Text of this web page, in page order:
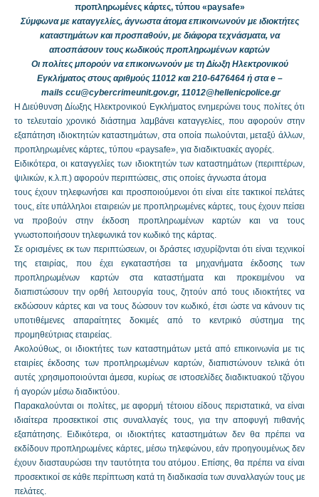
προπληρωμένες κάρτες, τύπου «paysafe»
Σύμφωνα με καταγγελίες, άγνωστα άτομα επικοινωνούν με ιδιοκτήτες
καταστημάτων και προσπαθούν, με διάφορα τεχνάσματα, να
αποσπάσουν τους κωδικούς προπληρωμένων καρτών
Οι πολίτες μπορούν να επικοινωνούν με τη Δίωξη Ηλεκτρονικού
Εγκλήματος στους αριθμούς 11012 και 210-6476464 ή σταe –
mails ccu@cybercrimeunit.gov.gr, 11012@hellenicpolice.gr
Η Διεύθυνση Δίωξης Ηλεκτρονικού Εγκλήματος ενημερώνει τους πολίτες ότι
το τελευταίο χρονικό διάστημα λαμβάνει καταγγελίες, που αφορούν στην
εξαπάτηση ιδιοκτητών καταστημάτων, στα οποία πωλούνται, μεταξύ άλλων,
προπληρωμένες κάρτες, τύπου «paysafe», για διαδικτυακές αγορές.
Ειδικότερα, οι καταγγελίες των ιδιοκτητών των καταστημάτων (περιπτέρων,
ψιλικών, κ.λ.π.) αφορούν περιπτώσεις, στις οποίες άγνωστα άτομα
τους έχουν τηλεφωνήσει και προσποιούμενοι ότι είναι είτε τακτικοί πελάτες
τους, είτε υπάλληλοι εταιρειών με προπληρωμένες κάρτες, τους έχουν πείσει
να προβούν στην έκδοση προπληρωμένων καρτών και να τους
γνωστοποιήσουν τηλεφωνικά τον κωδικό της κάρτας.
Σε ορισμένες εκ των περιπτώσεων, οι δράστες ισχυρίζονται ότι είναι τεχνικοί
της εταιρίας, που έχει εγκαταστήσει τα μηχανήματα έκδοσης των
προπληρωμένων καρτών στα καταστήματα και προκειμένου να
διαπιστώσουν την ορθή λειτουργία τους, ζητούν από τους ιδιοκτήτες να
εκδώσουν κάρτες και να τους δώσουν τον κωδικό, έτσι ώστε να κάνουν τις
υποτιθέμενες απαραίτητες δοκιμές από το κεντρικό σύστημα της
προμηθεύτριας εταιρείας.
Ακολούθως, οι ιδιοκτήτες των καταστημάτων μετά από επικοινωνία με τις
εταιρίες έκδοσης των προπληρωμένων καρτών, διαπιστώνουν τελικά ότι
αυτές χρησιμοποιούνται άμεσα, κυρίως σε ιστοσελίδες διαδικτυακού τζόγου
ή αγορών μέσω διαδικτύου.
Παρακαλούνται οι πολίτες, με αφορμή τέτοιου είδους περιστατικά, να είναι
ιδιαίτερα προσεκτικοί στις συναλλαγές τους, για την αποφυγή πιθανής
εξαπάτησης. Ειδικότερα, οι ιδιοκτήτες καταστημάτων δεν θα πρέπει να
εκδίδουν προπληρωμένες κάρτες, μέσω τηλεφώνου, εάν προηγουμένως δεν
έχουν διασταυρώσει την ταυτότητα του ατόμου. Επίσης, θα πρέπει να είναι
προσεκτικοί σε κάθε περίπτωση κατά τη διαδικασία των συναλλαγών τους με
πελάτες.